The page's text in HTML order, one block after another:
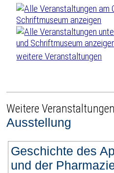
weitere Veranstaltungen
Weitere
Ausstellung
Geschichte des
und der